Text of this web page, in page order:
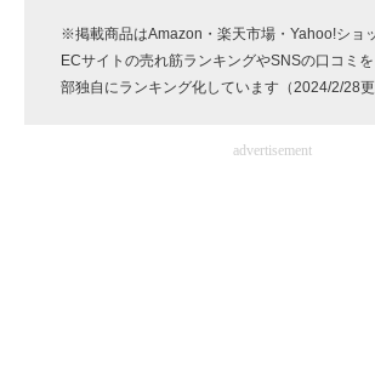
※掲載商品はAmazon・楽天市場・Yahoo!ショ
ECサイトの売れ筋ランキングやSNSの口コミ
部独自にランキング化しています（2024/2/28更
advertisement